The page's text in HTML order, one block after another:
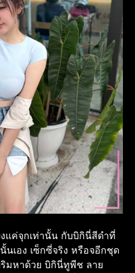
แค่จุกเท่านั้น กับบิกินี่สีดำที่
นเอง เซ็กซี่จริง หรือจอีกชุด
มหาด้วย บิกินี่ทูพีช ลาย